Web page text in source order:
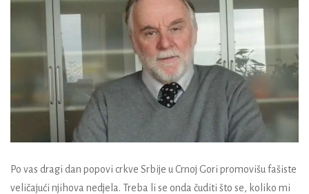
Po vas dragi dan popovi crkve Srbije u Crnoj Gori promovišu fašiste
veličajući njihova nedjela. Treba li se onda čuditi što se, koliko mi